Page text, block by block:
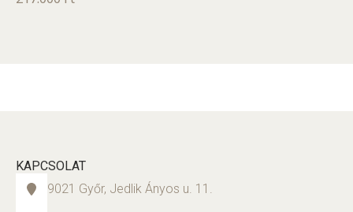
KAPCSOLAT
9021 Győr, Jedlik Ányos u. 11.